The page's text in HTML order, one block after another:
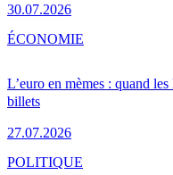
30.07.2026
L’euro en mèmes : quand
billets
27.07.2026
ÉCONOMIE
POLITIQUE